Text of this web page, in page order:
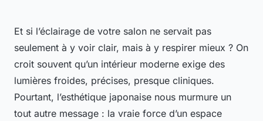
Et si l’éclairage de votre salon ne servait pas
seulement à y voir clair, mais à y respirer mieux ? On
croit souvent qu’un intérieur moderne exige des
lumières froides, précises, presque cliniques.
Pourtant, l’esthétique japonaise nous murmure un
tout autre message : la vraie force d’un espace